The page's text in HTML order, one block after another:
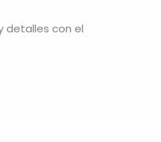
detalles con el